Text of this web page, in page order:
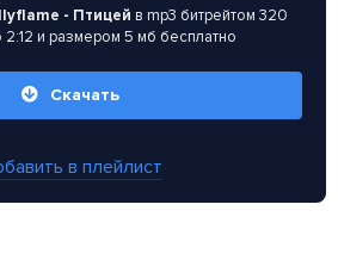
- Птицей в mp3 битрейтом 320
и размером 5 мб бесплатно
Скачать
в плейлист